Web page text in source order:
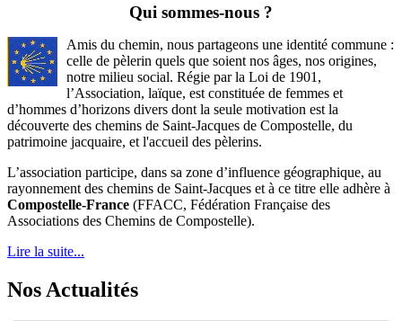
Qui sommes-nous ?
Amis du chemin, nous partageons une identité commune :
celle de pèlerin quels que soient nos âges, nos origines,
notre milieu social. Régie par la Loi de 1901,
l’Association, laïque, est constituée de femmes et
d’hommes d’horizons divers dont la seule motivation est la
découverte des chemins de Saint-Jacques de Compostelle, du
patrimoine jacquaire, et l'accueil des pèlerins.
L’association participe, dans sa zone d’influence géographique, au
rayonnement des chemins de Saint-Jacques et à ce titre elle adhère à
Compostelle-France (FFACC, Fédération Française des
Associations des Chemins de Compostelle).
Lire la suite...
Nos Actualités